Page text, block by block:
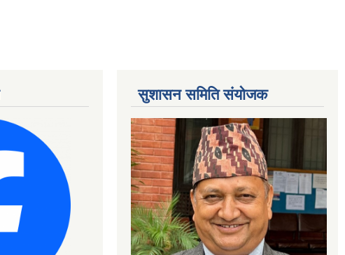
सुशासन समिति संयोजक